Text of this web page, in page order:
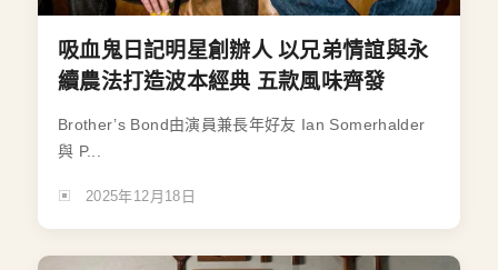
吸血鬼日記明星創辦人 以兄弟情誼與永
續農法打造波本經典 五款風味齊發
Brother’s Bond由演員兼長年好友 Ian Somerhalder
與 P...
2025年12月18日